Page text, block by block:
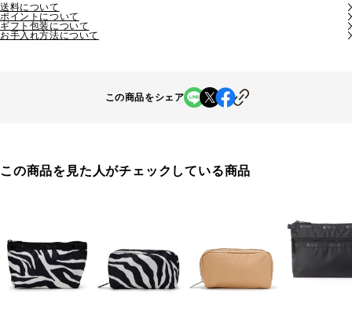
送料について
ポイントについて
ギフト包装について
お手入れ方法について
この商品をシェア
この商品を見た人がチェックしている商品